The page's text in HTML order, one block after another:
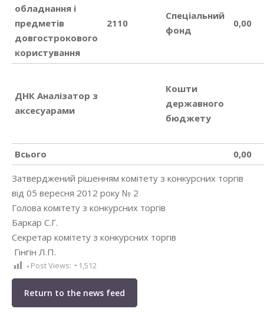
обладнання і
предметів
довгострокового
користування
2110
Спеціальний
фонд
0,00
ДНК Аналізатор з
аксесуарами
Кошти
державного
бюджету
Всього 0,00
Затверджений рішенням комітету з конкурсних торгів
від 05 вересня 2012 року № 2
Голова комітету з конкурсних торгів
Баркар С.Г.
Секретар комітету з конкурсних торгів
Гінгін Л.П.
Post Views: 1,512
Return to the news feed